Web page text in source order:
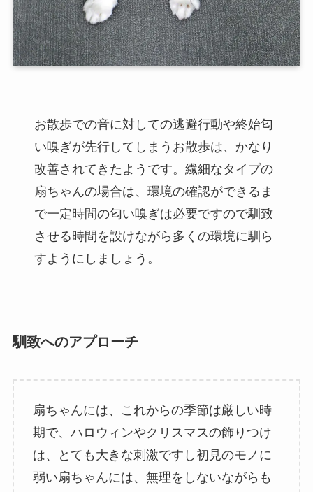
お散歩での音に対しての逃避行動や終始匂
い嗅ぎが先行してしまうお散歩は、かなり
改善されてきたようです。繊細なタイプの
扇ちゃんの場合は、環境の確認ができるま
で一定時間の匂い嗅ぎは必要ですので馴致
させる時間を設けながら多くの環境に馴ら
すようにしましょう。
馴致へのアプローチ
扇ちゃんには、これからの季節は厳しい時
期で、ハロウィンやクリスマスの飾りつけ
は、とても大きな刺激ですし初見のモノに
弱い扇ちゃんには、無理をしないながらも